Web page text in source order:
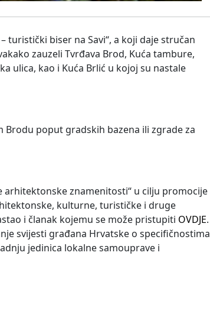
turistički biser na Savi“, a koji daje stručan
zauzeli Tvrđava Brod, Kuća tambure,
ulica, kao i Kuća Brlić u kojoj su nastale
poput gradskih bazena ili zgrade za
znamenitosti“ u cilju promocije
kulturne, turističke i druge
i članak kojemu se može pristupiti OVDJE.
svijesti građana Hrvatske o specifičnostima
jedinica lokalne samouprave i